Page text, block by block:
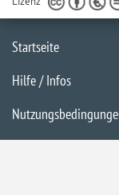
Startseite
Hilfe / Infos